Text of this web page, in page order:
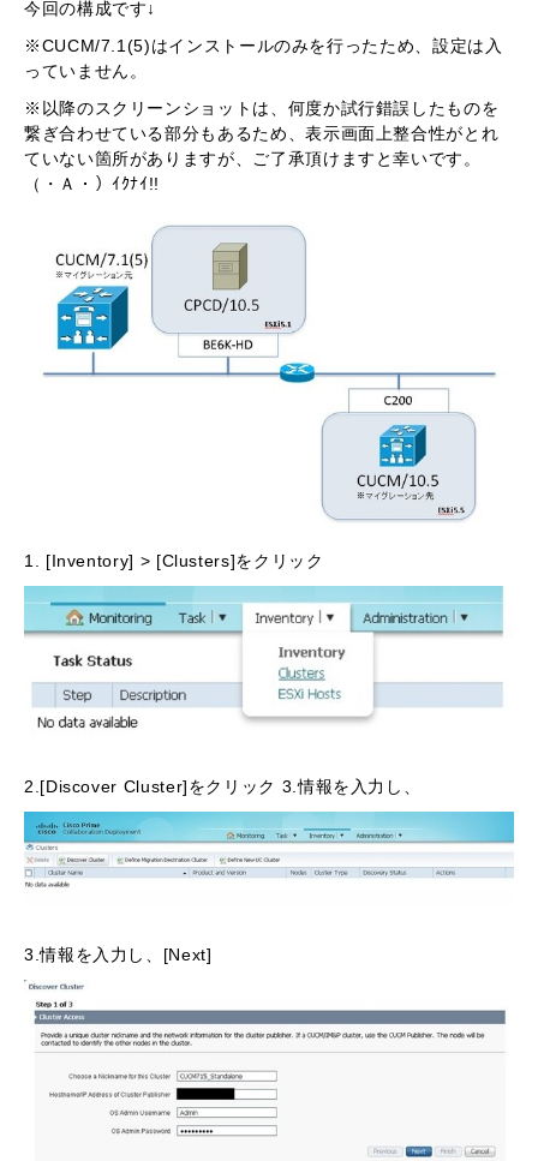
今回の構成です↓
※CUCM/7.1(5)はインストールのみを行ったため、設定は入
っていません。
※以降のスクリーンショットは、何度か試行錯誤したものを
繋ぎ合わせている部分もあるため、表示画面上整合性がとれ
ていない箇所がありますが、ご了承頂けますと幸いです。
（・Ａ・）ｲｸﾅｲ!!
1. [Inventory] > [Clusters]をクリック
2.[Discover Cluster]をクリック 3.情報を入力し、
3.情報を入力し、[Next]